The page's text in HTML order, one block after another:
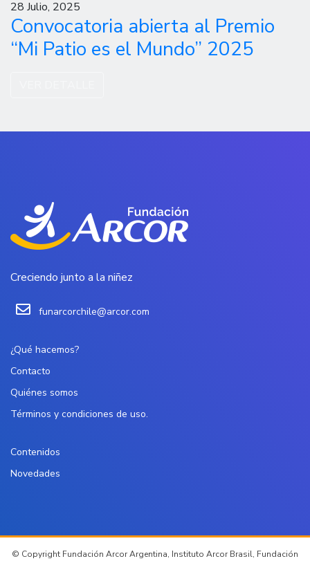
28 Julio, 2025
Convocatoria abierta al Premio
“Mi Patio es el Mundo” 2025
Creciendo junto a la niñez
funarcorchile@arcor.com
¿Qué hacemos?
Contacto
Quiénes somos
Términos y condiciones de uso.
Contenidos
Novedades
© Copyright Fundación Arcor Argentina, Instituto Arcor Brasil, Fundación